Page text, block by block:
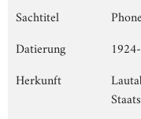
Sachtitel
Datierung
Herkunft